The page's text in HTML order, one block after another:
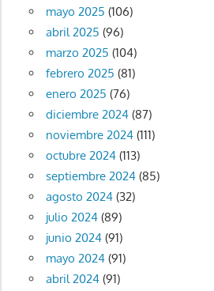
mayo 2025 (106)
abril 2025 (96)
marzo 2025 (104)
febrero 2025 (81)
enero 2025 (76)
diciembre 2024(87)
noviembre 2024(111)
octubre 2024(113)
septiembre 2024(85)
agosto 2024(32)
julio 2024(89)
junio 2024(91)
mayo 2024(91)
abril 2024(91)